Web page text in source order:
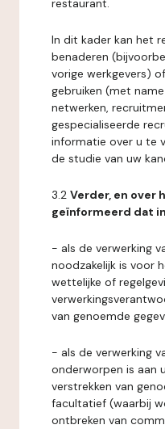
restaurant.
In dit kader kan het
benaderen
vorige werkgevers)
gebruiken (met
netwerken,
gespecialiseerde
informatie over u te
de studie van uw
3.2 Verder, en over
geïnformeerd dat
- als de verwerking
noodzakelijk is voor
wettelijke of
van genoemde
- als de verwerking
onderworpen is aan
verstrekken van
facultatief (waarbij
ontbreken van